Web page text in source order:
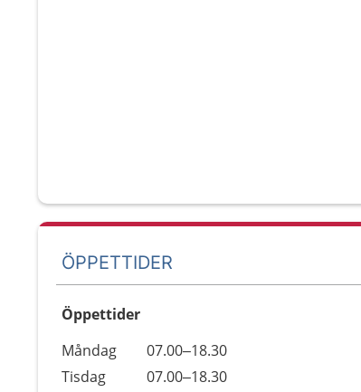
ÖPPETTIDER
Öppettider
Dag
Öppettider
Kommentarer
Måndag
07.00–18.30
Tisdag
07.00–18.30